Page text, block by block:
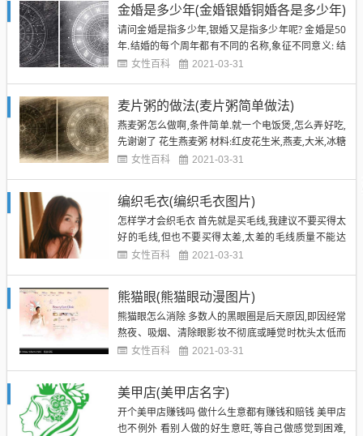
实浑圆,体型圆胖,爱格温和.面相学解释:圆脸型男...
金婚是多少年(金婚银婚铜婚各是多少年)
请问金婚是指多少年,银婚又是指多少年呢? 金婚是50
年.结婚的每个周年都有不同的名称,象征不同意义: 结
婚第1周年叫纸婚（意思是由一张纸印的结婚证订下
r wedding ...
女性百科 2021-03-31
麦片粥的做法(麦片粥简单做法)
燕麦粥怎么做啊,条件简单.就一个电饭煲,怎么弄好吃,
先谢谢了 花生燕麦粥 材料:红皮花生米,燕麦,大米,冰糖
做法:1、花生米、燕麦、大米洗干净,加两碗水煮成粥
病、浮肿、便秘、等有辅助疗效,降低胆固...
女性百科 2021-03-31
编织毛衣(编织毛衣图片)
怎样学才会织毛衣 首先就是买毛线,我建议不要买得太
好的毛线,但也不要买得太差,太差的毛线质量不能达
到,又没含羊毛,手感也不好,穿上就不会暖和.太好的由
自己中意的了! 其实是工具:织毛衣用的针.一般来说,...
女性百科 2021-03-31
熊猫眼(熊猫眼动漫图片)
熊猫眼怎么消除 多数人的黑眼圈是后天原因,即因经常
熬夜、吸烟、清除眼影妆不彻底或睡觉时枕头太低而
形成的.怎样消除掉黑眼圈,兹介绍以下几种方法: 一、
用清水洗净,水不要擦去使其自然干,涂上面霜即可.
二...
女性百科 2021-03-31
美甲店(美甲店名字)
开个美甲店赚钱吗 做什么生意都有赚钱和赔钱 美甲店
也不例外 看别人做的好生意旺,等自己做感觉到困难,